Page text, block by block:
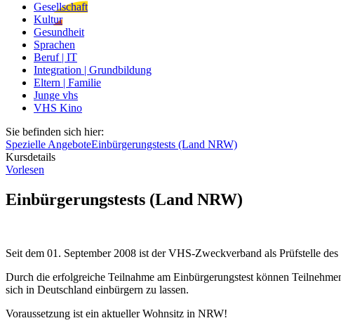
Gesellschaft
Kultur
Gesundheit
Sprachen
Beruf | IT
Integration | Grundbildung
Eltern | Familie
Junge vhs
VHS Kino
Sie befinden sich hier:
Spezielle AngeboteEinbürgerungstests (Land NRW)
Kursdetails
Vorlesen
Einbürgerungstests (Land NRW)
Seit dem 01. September 2008 ist der VHS-Zweckverband als Prüfstelle
Durch die erfolgreiche Teilnahme am Einbürgerungstest können
sich in Deutschland einbürgern zu lassen.
Voraussetzung ist ein aktueller Wohnsitz in NRW!